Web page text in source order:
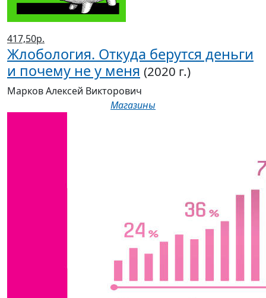
417,50р.
Жлобология. Откуда берутся деньги
и почему не у меня (2020 г.)
Марков Алексей Викторович
Магазины